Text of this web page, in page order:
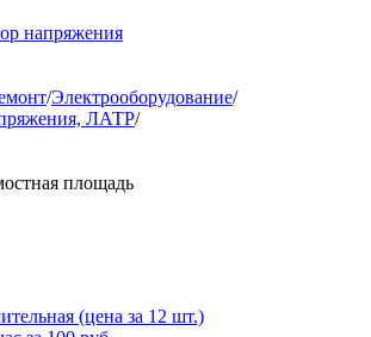
напряжения
/Электрооборудование/
ЛАТР/
площадь
(цена за 12 шт.)